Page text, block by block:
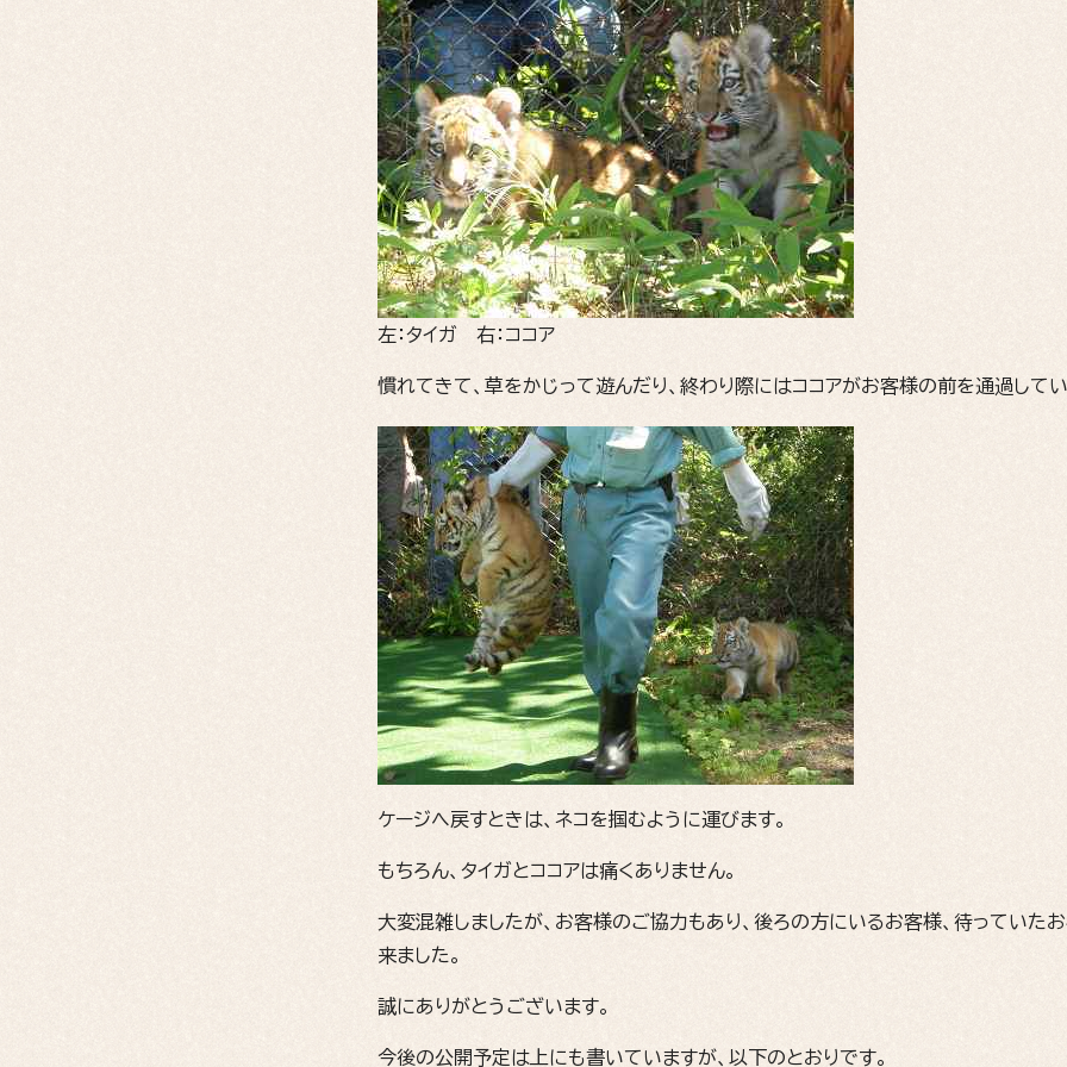
左：タイガ 右：ココア
慣れてきて、草をかじって遊んだり、終わり際にはココアがお客様の前を通過してい
ケージへ戻すときは、ネコを掴むように運びます。
もちろん、タイガとココアは痛くありません。
大変混雑しましたが、お客様のご協力もあり、後ろの方にいるお客様、待っていた
来ました。
誠にありがとうございます。
今後の公開予定は上にも書いていますが、以下のとおりです。